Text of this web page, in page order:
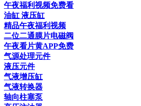
午夜福利视频免费看
油缸 液压缸
精品午夜福利视频
二位二通膜片电磁阀
午夜看片黄APP免费
气源处理元件
液压元件
气液增压缸
气液转换器
轴向柱塞泵